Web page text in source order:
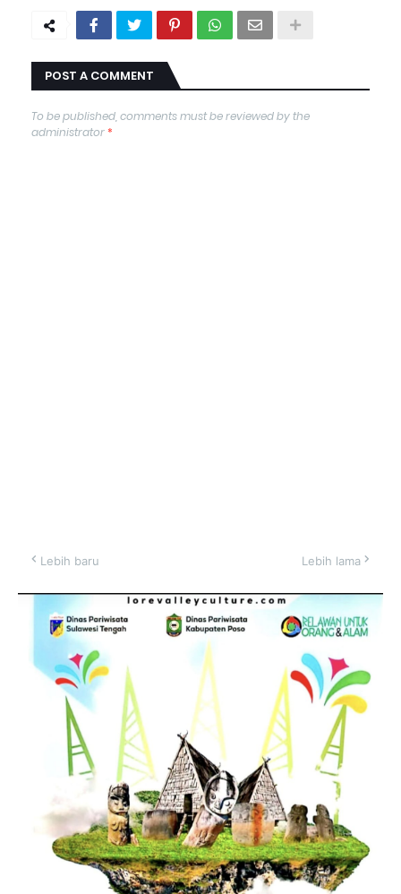
POST A COMMENT
To be published, comments must be reviewed by the
administrator*
Lebih baru Lebih lama